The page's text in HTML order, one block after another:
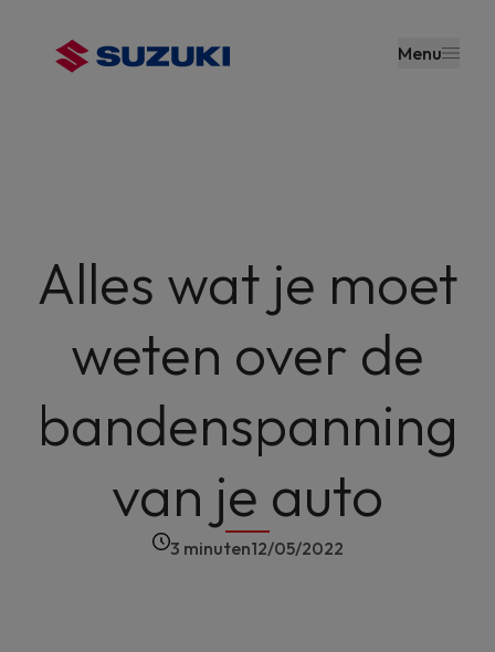
de inhoud
gaan
Menu
Alles wat je moet
weten over de
bandenspanning
van je auto
3 minuten12/05/2022